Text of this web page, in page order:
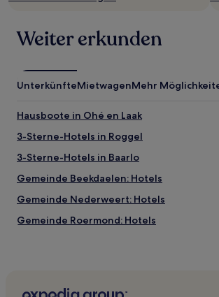
Weiter erkunden
UnterkünfteMietwagenMehr
Hausboote in Ohé en Laak
3-Sterne-Hotels in Roggel
3-Sterne-Hotels in Baarlo
Gemeinde Beekdaelen: Hotels
Gemeinde Nederweert: Hotels
Gemeinde Roermond: Hotels